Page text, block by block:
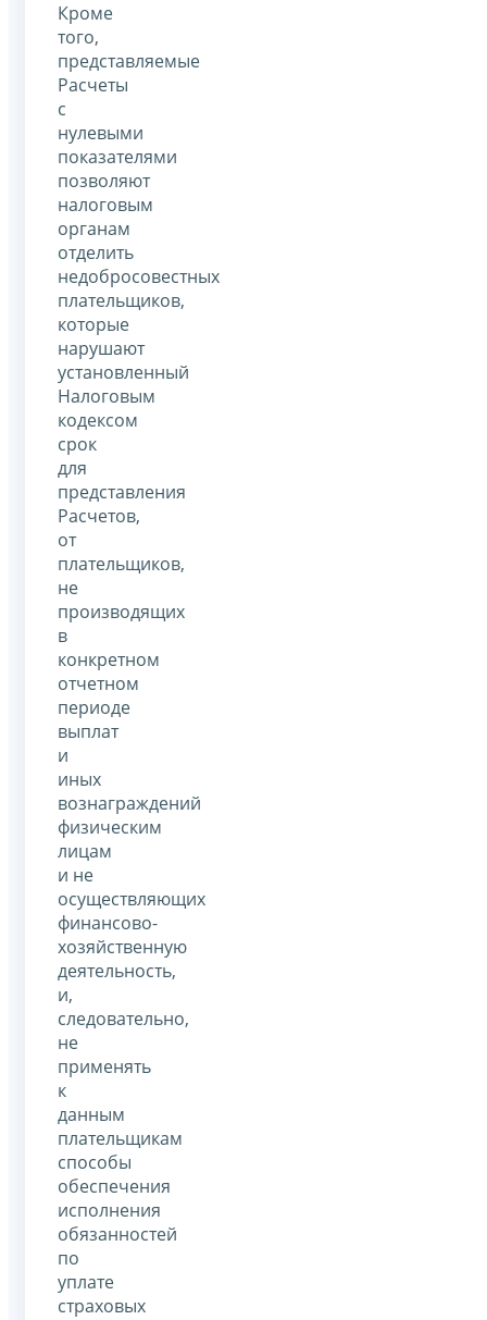
Кроме
того,
представляемые
Расчеты
с
нулевыми
показателями
позволяют
налоговым
органам
отделить
недобросовестных
плательщиков,
которые
нарушают
установленный
Налоговым
кодексом
срок
для
представления
Расчетов,
от
плательщиков,
не
производящих
в
конкретном
отчетном
периоде
выплат
и
иных
вознаграждений
физическим
лицам
и не
осуществляющих
финансово-
хозяйственную
деятельность,
и,
следовательно,
не
применять
к
данным
плательщикам
способы
обеспечения
исполнения
обязанностей
по
уплате
страховых